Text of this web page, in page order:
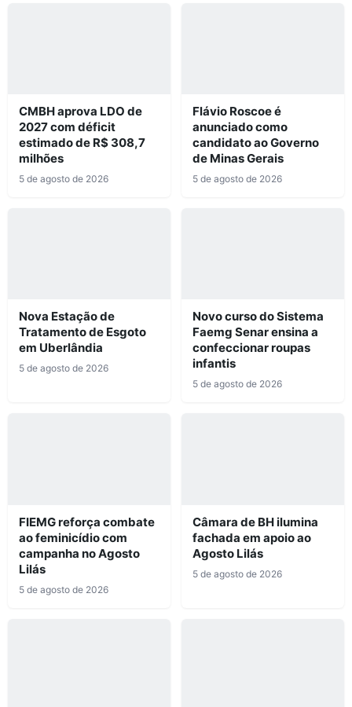
CMBH aprova LDO de
2027 com déficit
estimado de R$ 308,7
milhões
5 de agosto de 2026
Flávio Roscoe é
anunciado como
candidato ao Governo
de Minas Gerais
5 de agosto de 2026
Nova Estação de
Tratamento de Esgoto
em Uberlândia
5 de agosto de 2026
Novo curso do Sistema
Faemg Senar ensina a
confeccionar roupas
infantis
5 de agosto de 2026
FIEMG reforça combate
ao feminicídio com
campanha no Agosto
Lilás
5 de agosto de 2026
Câmara de BH ilumina
fachada em apoio ao
Agosto Lilás
5 de agosto de 2026